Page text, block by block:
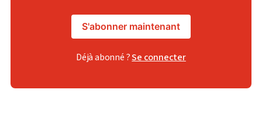
S'abonner maintenant
Déjà abonné ?Se connecter